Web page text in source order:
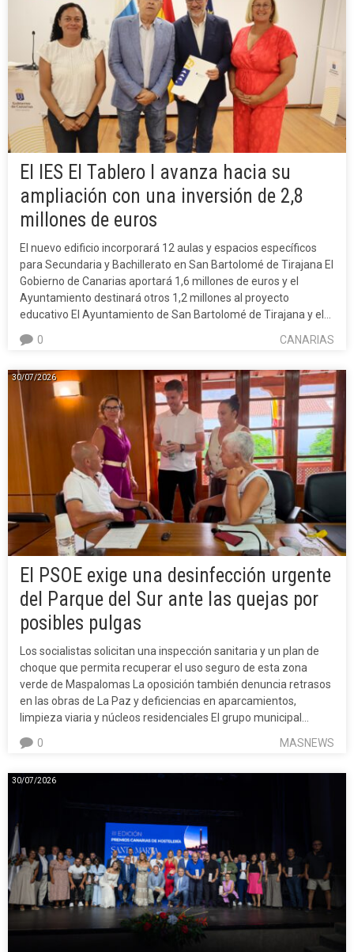
El IES El Tablero I avanza hacia su
ampliación con una inversión de 2,8
millones de euros
El nuevo edificio incorporará 12 aulas y espacios específicos
para Secundaria y Bachillerato en San Bartolomé de Tirajana El
Gobierno de Canarias aportará 1,6 millones de euros y el
Ayuntamiento destinará otros 1,2 millones al proyecto
educativo El Ayuntamiento de San Bartolomé de Tirajana y el…
CANARIAS
0
30/07/2026
El PSOE exige una desinfección urgente
del Parque del Sur ante las quejas por
posibles pulgas
Los socialistas solicitan una inspección sanitaria y un plan de
choque que permita recuperar el uso seguro de esta zona
verde de Maspalomas La oposición también denuncia retrasos
en las obras de La Paz y deficiencias en aparcamientos,
limpieza viaria y núcleos residenciales El grupo municipal…
MASNEWS
0
30/07/2026